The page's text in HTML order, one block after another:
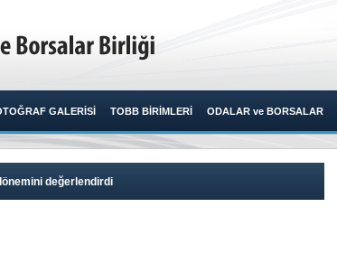
GALERİSİ TOBB BİRİMLERİ ODALAR ve BORSALAR
değerlendirdi